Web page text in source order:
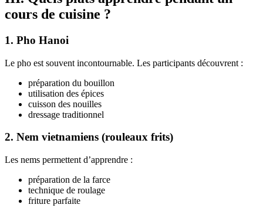
cours de cuisine ?
1. Pho Hanoi
Le pho est souvent incontournable. Les participants découvrent :
préparation du bouillon
utilisation des épices
cuisson des nouilles
dressage traditionnel
2. Nem vietnamiens (rouleaux frits)
Les nems permettent d’apprendre :
préparation de la farce
technique de roulage
friture parfaite